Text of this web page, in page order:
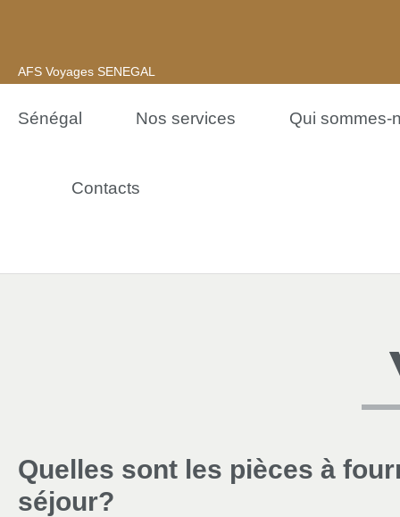
AFS Voyages SENEGAL
Sénégal Nos services Qui sommes-
Contacts
Quelles sont les pièces à
séjour?